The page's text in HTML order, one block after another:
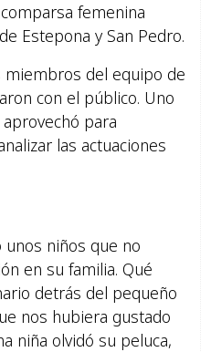
femenina
Estepona y San Pedro.
miembros del equipo de
con el público. Uno
para
las actuaciones
unos niños que no
en su familia. Qué
detrás del pequeño
nos hubiera gustado
niña olvidó su peluca,